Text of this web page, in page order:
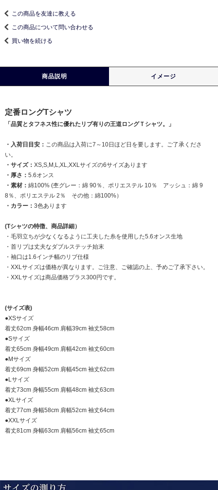
この商品を友達に教える
この商品について問い合わせる
買い物を続ける
商品説明 イメージ
定番ロングTシャツ
「品質とタフネス性に優れたリブ有りの王道ロングＴシャツ。」
・入荷日目安： この商品は入荷に7～10日ほど日を要します。ご了承くださ
い。
・サイズ： XS,S,M,L,XL,XXLサイズの6サイズあります
・厚さ： 5.6オンス
・素材： 綿100% (杢グレー：綿 90％、ポリエステル 10％ アッシュ：綿 9
8％、ポリエステル 2％ その他：綿100%）
・カラー： 3色あります
(Tシャツの特徴、商品詳細）
・毛羽立ちが少なくなるように工夫した糸を使用した5.6オンス生地
・首リブは丈夫なダブルステッチ始末
・袖口は1.6インチ幅のリブ仕様
・XXLサイズは価格が異なります。ご注意、ご確認の上、予めご了承下さい。
・XXLサイズは商品価格プラス300円です。
(サイズ表)
●XSサイズ
着丈62cm 身幅46cm 肩幅39cm 袖丈58cm
●Sサイズ
着丈65cm 身幅49cm 肩幅42cm 袖丈60cm
●Mサイズ
着丈69cm 身幅52cm 肩幅45cm 袖丈62cm
●Lサイズ
着丈73cm 身幅55cm 肩幅48cm 袖丈63cm
●XLサイズ
着丈77cm 身幅58cm 肩幅52cm 袖丈64cm
●XXLサイズ
着丈81cm 身幅63cm 肩幅56cm 袖丈65cm